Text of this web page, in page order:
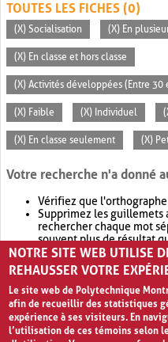
TOUTES LES FICHES (0)
(X) Socialisation (X) En
(X) En classe et hors classe
(X) Activités développées (Entre 30
(X) Faible (X) Individuel
(X) En classe seulement (X)
Votre recherche n'a donné
Vérifiez que
Supprimez les guillemets
rechercher chaque mot
souvent plus de résultat
Envisagez d'élargir votre
retournera souvent plus
NOTRE SITE WEB UTILISE
REHAUSSER VOTRE
Le site web de Polytechnique
afin de recueillir des statistiques
expérience à ses visiteurs. En
l’utilisation de ces témoins selon